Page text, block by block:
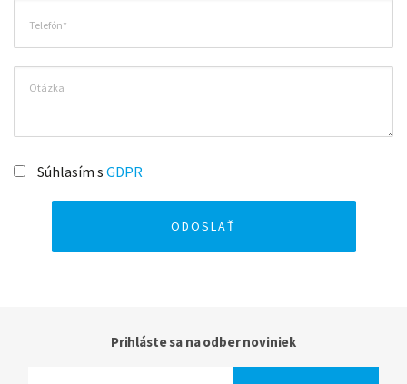
Súhlasím s GDPR
Prihláste sa na odber noviniek